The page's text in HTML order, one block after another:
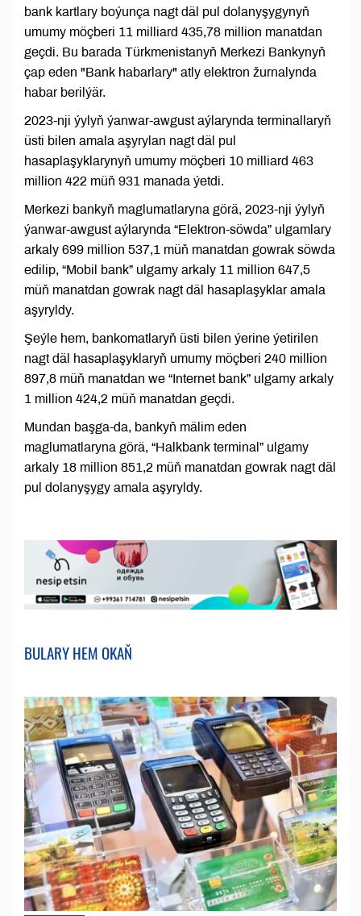
bank kartlary boýunça nagt däl pul dolanyşygynyň
umumy möçberi 11 milliard 435,78 million manatdan
geçdi. Bu barada Türkmenistanyň Merkezi Bankynyň
çap eden "Bank habarlary" atly elektron žurnalynda
habar berilýär.
2023-nji ýylyň ýanwar-awgust aýlarynda terminallaryň
üsti bilen amala aşyrylan nagt däl pul
hasaplaşyklarynyň umumy möçberi 10 milliard 463
million 422 müň 931 manada ýetdi.
Merkezi bankyň maglumatlaryna görä, 2023-nji ýylyň
ýanwar-awgust aýlarynda “Elektron-söwda” ulgamlary
arkaly 699 million 537,1 müň manatdan gowrak söwda
edilip, “Mobil bank” ulgamy arkaly 11 million 647,5
müň manatdan gowrak nagt däl hasaplaşyklar amala
aşyryldy.
Şeýle hem, bankomatlaryň üsti bilen ýerine ýetirilen
nagt däl hasaplaşyklaryň umumy möçberi 240 million
897,8 müň manatdan we “Internet bank” ulgamy arkaly
1 million 424,2 müň manatdan geçdi.
Mundan başga-da, bankyň mälim eden
maglumatlaryna görä, “Halkbank terminal” ulgamy
arkaly 18 million 851,2 müň manatdan gowrak nagt däl
pul dolanyşygy amala aşyryldy.
BULARY HEM OKAŇ